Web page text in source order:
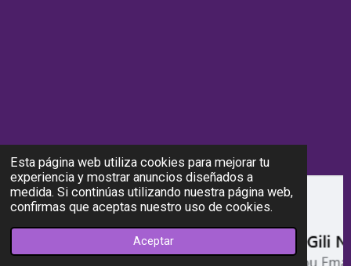
Esta página web utiliza cookies para mejorar tu
experiencia y mostrar anuncios diseñados a
medida. Si continúas utilizando nuestra página web,
confirmas que aceptas nuestro uso de cookies.
Aceptar